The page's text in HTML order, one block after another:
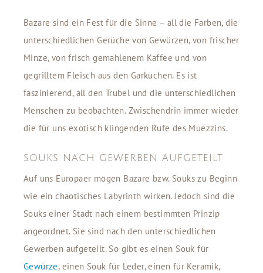
Bazare sind ein Fest für die Sinne – all die Farben, die
unterschiedlichen Gerüche von Gewürzen, von frischer
Minze, von frisch gemahlenem Kaffee und von
gegrilltem Fleisch aus den Garküchen. Es ist
faszinierend, all den Trubel und die unterschiedlichen
Menschen zu beobachten. Zwischendrin immer wieder
die für uns exotisch klingenden Rufe des Muezzins.
SOUKS NACH GEWERBEN AUFGETEILT
Auf uns Europäer mögen Bazare bzw. Souks zu Beginn
wie ein chaotisches Labyrinth wirken. Jedoch sind die
Souks einer Stadt nach einem bestimmten Prinzip
angeordnet. Sie sind nach den unterschiedlichen
Gewerben aufgeteilt. So gibt es einen Souk für
Gewürze, einen Souk für Leder, einen für Keramik,